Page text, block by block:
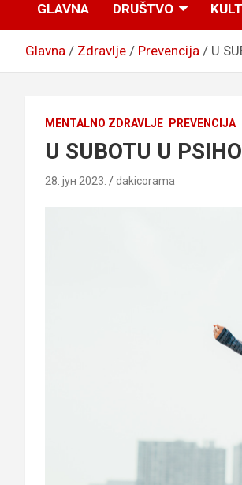
GLAVNA DRUŠTVO
Glavna Zdravlje Prevencija U
MENTALNO ZDRAVLJE PREVENCIJA
U SUBOTU U
28. јун 2023. dakicorama